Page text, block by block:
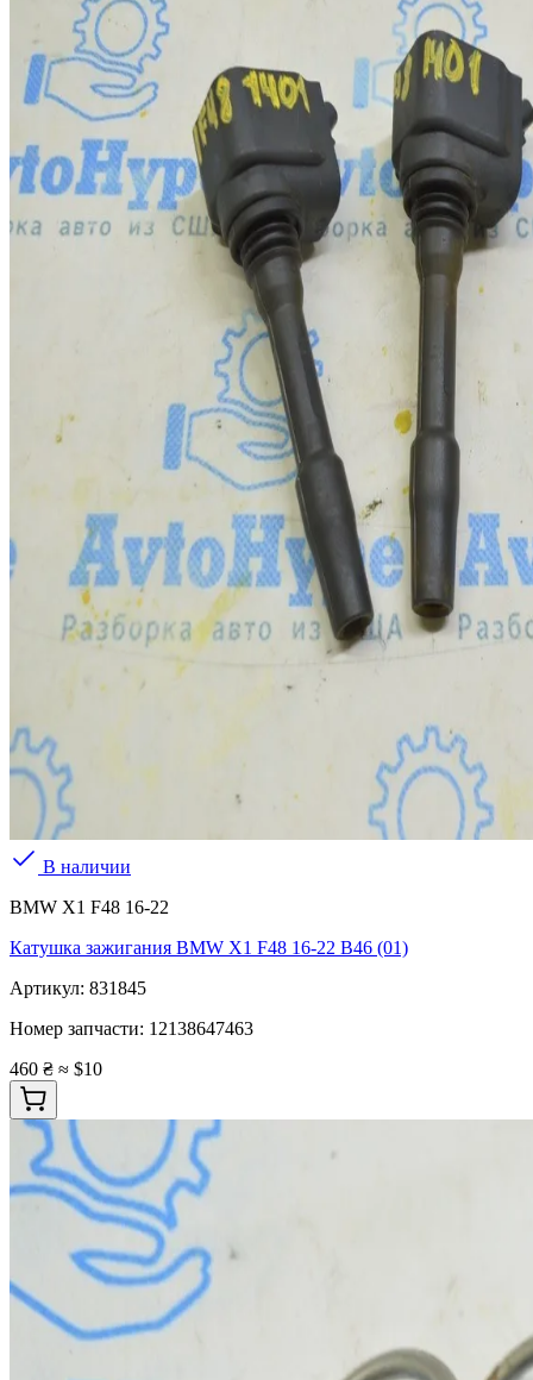
В наличии
BMW X1 F48 16-22
Катушка зажигания BMW X1 F48 16-22 B46 (01)
Артикул: 831845
Номер запчасти: 12138647463
460 ₴ ≈ $10